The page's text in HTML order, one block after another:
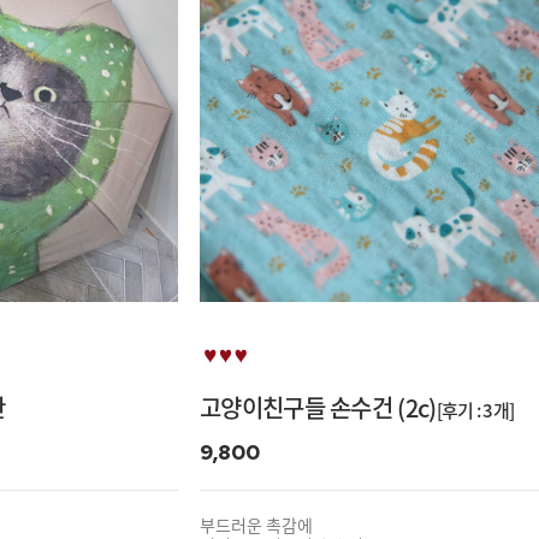
고양이친구들 손수건 (2c)[후기 : 3개]
9,800
부드러운 촉감에